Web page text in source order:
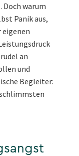
warum
Panik aus,
eigenen
an
und
Begleiter: